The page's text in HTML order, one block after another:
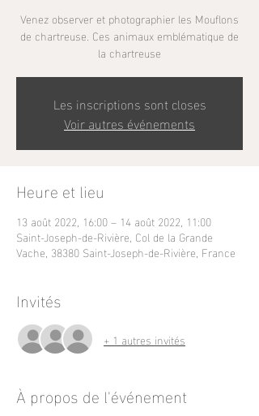
Venez observer et photographier les Mouflons
de chartreuse. Ces animaux emblématique de
la chartreuse
Les inscriptions sont closes
Voir autres événements
Heure et lieu
13 août 2022, 16:00 – 14 août 2022, 11:00
Saint-Joseph-de-Rivière, Col de la Grande
Vache, 38380 Saint-Joseph-de-Rivière, France
Invités
+ 1 autres invités
À propos de l'événement